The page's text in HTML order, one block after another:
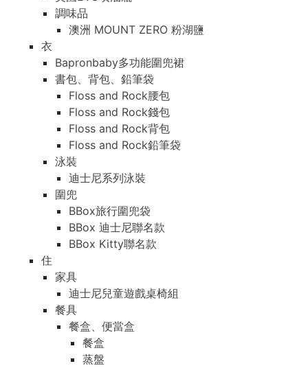
調味品
澳洲 MOUNT ZERO 粉湖鹽
衣
Bapronbaby多功能圍兜裙
書包、背包、鉛筆袋
Floss and Rock腰包
Floss and Rock錢包
Floss and Rock背包
Floss and Rock鉛筆袋
泳裝
迪士尼系列泳裝
圍兜
BBox旅行圍兜袋
BBox 迪士尼聯名款
BBox Kitty聯名款
住
家具
迪士尼兒童遊戲桌椅組
餐具
餐盒、便當盒
餐盒
蒸盤